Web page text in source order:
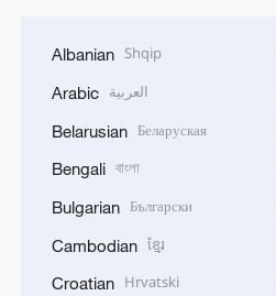
Albanian Shqip
Arabic العربية
Belarusian Беларуская
Bengali বাংলা
Bulgarian Български
Cambodian ខ្មែរ
Croatian Hrvatski